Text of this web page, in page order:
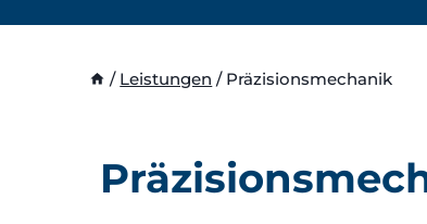
/ Leistungen / Präzisionsmechanik